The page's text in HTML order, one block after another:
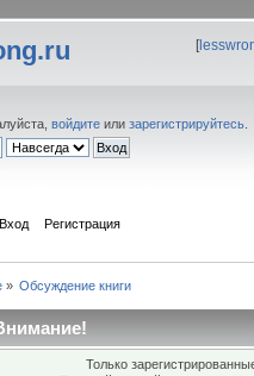
[
войдите или зарегистрируйтесь
Вход Регистрация
» Обсуждение книги
Только